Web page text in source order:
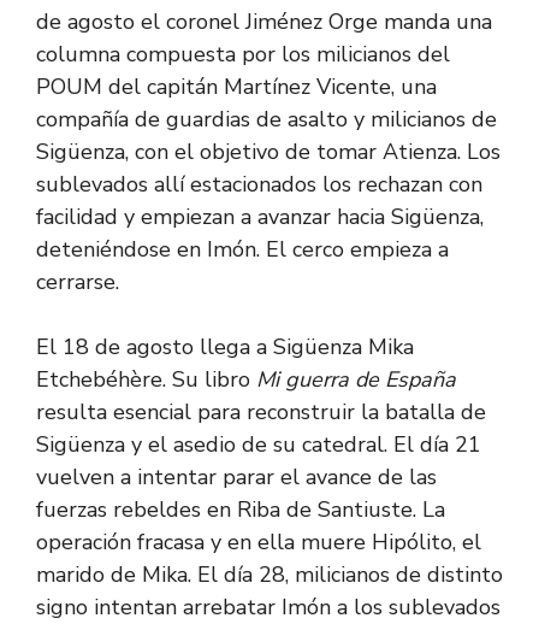
de agosto el coronel Jiménez Orge manda una
columna compuesta por los milicianos del
POUM del capitán Martínez Vicente, una
compañía de guardias de asalto y milicianos de
Sigüenza, con el objetivo de tomar Atienza. Los
sublevados allí estacionados los rechazan con
facilidad y empiezan a avanzar hacia Sigüenza,
deteniéndose en Imón. El cerco empieza a
cerrarse.
El 18 de agosto llega a Sigüenza Mika
Etchebéhère. Su libro Mi guerra de España
resulta esencial para reconstruir la batalla de
Sigüenza y el asedio de su catedral. El día 21
vuelven a intentar parar el avance de las
fuerzas rebeldes en Riba de Santiuste. La
operación fracasa y en ella muere Hipólito, el
marido de Mika. El día 28, milicianos de distinto
signo intentan arrebatar Imón a los sublevados